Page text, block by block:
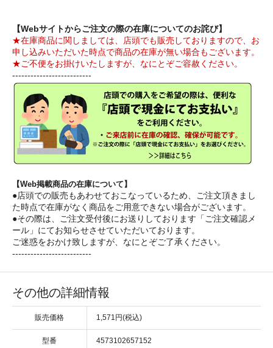
【Webサイトからご注文の際の在庫についてのお詫び】
★在庫商品に関しましては、店頭でも販売しておりますので、お
申し込みいただいた時点で商品の在庫が無い場合もございます。
★ご不便をお掛けいたしますが、なにとぞご容赦ください。
--------------------------
【Web掲載商品の在庫について】
●店頭での販売もあわせておこなっているため、ご注文頂きまし
た時点で在庫がなく商品をご用意できない場合がございます。
●その際は、ご注文受付後にお送りしております「ご注文確認メ
ール」にてお知らせさせていただいております。
ご迷惑をおかけ致しますが、なにとぞご了承ください。
--------------------------
その他の詳細情報
販売価格 1,571円(税込)
型番 4573102657152